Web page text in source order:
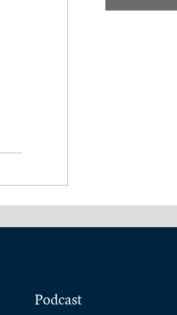
Podcast